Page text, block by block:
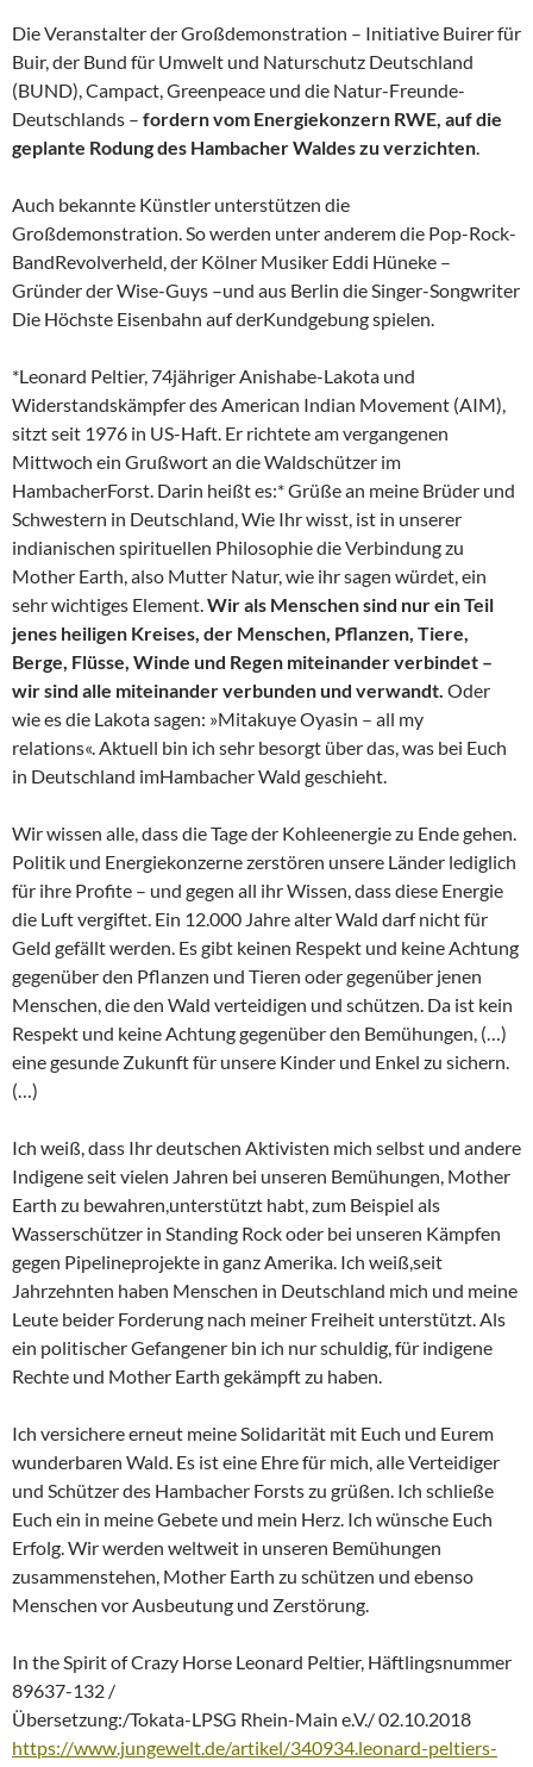
Die Veranstalter der Großdemonstration – Initiative Buirer für
Buir, der Bund für Umwelt und Naturschutz Deutschland
(BUND), Campact, Greenpeace und die Natur-Freunde-
Deutschlands – fordern vom Energiekonzern RWE, auf die
geplante Rodung des Hambacher Waldes zu verzichten.
Auch bekannte Künstler unterstützen die
Großdemonstration. So werden unter anderem die Pop-Rock-
BandRevolverheld, der Kölner Musiker Eddi Hüneke –
Gründer der Wise-Guys –und aus Berlin die Singer-Songwriter
Die Höchste Eisenbahn auf derKundgebung spielen.
*Leonard Peltier, 74jähriger Anishabe-Lakota und
Widerstandskämpfer des American Indian Movement (AIM),
sitzt seit 1976 in US-Haft. Er richtete am vergangenen
Mittwoch ein Grußwort an die Waldschützer im
HambacherForst. Darin heißt es:* Grüße an meine Brüder und
Schwestern in Deutschland, Wie Ihr wisst, ist in unserer
indianischen spirituellen Philosophie die Verbindung zu
Mother Earth, also Mutter Natur, wie ihr sagen würdet, ein
sehr wichtiges Element.Wir als Menschen sind nur ein Teil
jenes heiligen Kreises, der Menschen, Pflanzen, Tiere,
Berge, Flüsse, Winde und Regen miteinander verbindet –
wir sind alle miteinander verbunden und verwandt. Oder
wie es die Lakota sagen: »Mitakuye Oyasin – all my
relations«. Aktuell bin ich sehr besorgt über das, was bei Euch
in Deutschland imHambacher Wald geschieht.
Wir wissen alle, dass die Tage der Kohleenergie zu Ende gehen.
Politik und Energiekonzerne zerstören unsere Länder lediglich
für ihre Profite – und gegen all ihr Wissen, dass diese Energie
die Luft vergiftet. Ein 12.000 Jahre alter Wald darf nicht für
Geld gefällt werden. Es gibt keinen Respekt und keine Achtung
gegenüber den Pflanzen und Tieren oder gegenüber jenen
Menschen, die den Wald verteidigen und schützen. Da ist kein
Respekt und keine Achtung gegenüber den Bemühungen, (…)
eine gesunde Zukunft für unsere Kinder und Enkel zu sichern.
(…)
Ich weiß, dass Ihr deutschen Aktivisten mich selbst und andere
Indigene seit vielen Jahren bei unseren Bemühungen, Mother
Earth zu bewahren,unterstützt habt, zum Beispiel als
Wasserschützer in Standing Rock oder bei unseren Kämpfen
gegen Pipelineprojekte in ganz Amerika. Ich weiß,seit
Jahrzehnten haben Menschen in Deutschland mich und meine
Leute beider Forderung nach meiner Freiheit unterstützt. Als
ein politischer Gefangener bin ich nur schuldig, für indigene
Rechte und Mother Earth gekämpft zu haben.
Ich versichere erneut meine Solidarität mit Euch und Eurem
wunderbaren Wald. Es ist eine Ehre für mich, alle Verteidiger
und Schützer des Hambacher Forsts zu grüßen. Ich schließe
Euch ein in meine Gebete und mein Herz. Ich wünsche Euch
Erfolg. Wir werden weltweit in unseren Bemühungen
zusammenstehen, Mother Earth zu schützen und ebenso
Menschen vor Ausbeutung und Zerstörung.
In the Spirit of Crazy Horse Leonard Peltier, Häftlingsnummer
89637-132 /
Übersetzung:/Tokata-LPSG Rhein-Main e.V./ 02.10.2018
https://www.jungewelt.de/artikel/340934.leonard-peltiers-